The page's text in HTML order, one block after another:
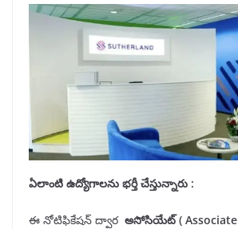
ఏలాంటి ఉద్యోగాలను భర్తీ చేస్తున్నారు :
ఈ నోటిఫికేషన్ ద్వార అసోసియేట్ ( Associate